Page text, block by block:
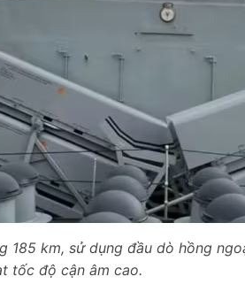
185 km, sử dụng đầu dò hồng
tốc độ cận âm cao.